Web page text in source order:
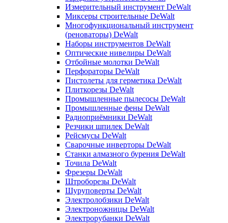
Измерительный инструмент DeWalt
Миксеры строительные DeWalt
Многофункциональный инструмент
(реноваторы) DeWalt
Наборы инструментов DeWalt
Оптические нивелиры DeWalt
Отбойные молотки DeWalt
Перфораторы DeWalt
Пистолеты для герметика DeWalt
Плиткорезы DeWalt
Промышленные пылесосы DeWalt
Промышленные фены DeWalt
Радиоприёмники DeWalt
Резчики шпилек DeWalt
Рейсмусы DeWalt
Сварочные инверторы DeWalt
Станки алмазного бурения DeWalt
Точила DeWalt
Фрезеры DeWalt
Штроборезы DeWalt
Шуруповерты DeWalt
Электролобзики DeWalt
Электроножницы DeWalt
Электрорубанки DeWalt